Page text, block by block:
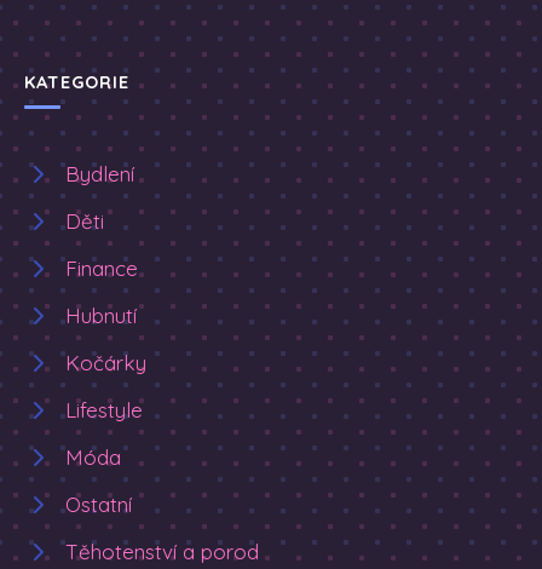
KATEGORIE
Bydlení
Děti
Finance
Hubnutí
Kočárky
Lifestyle
Móda
Ostatní
Těhotenství a porod